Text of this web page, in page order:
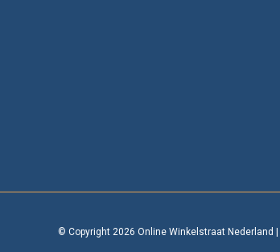
© Copyright 2026 Online Winkelstraat Nederland |